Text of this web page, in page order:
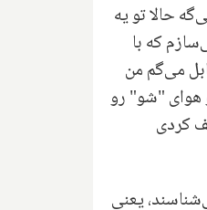
حالا تو یه
که با
می‌گم من
هوای "شو" رو
کردی
یعنی